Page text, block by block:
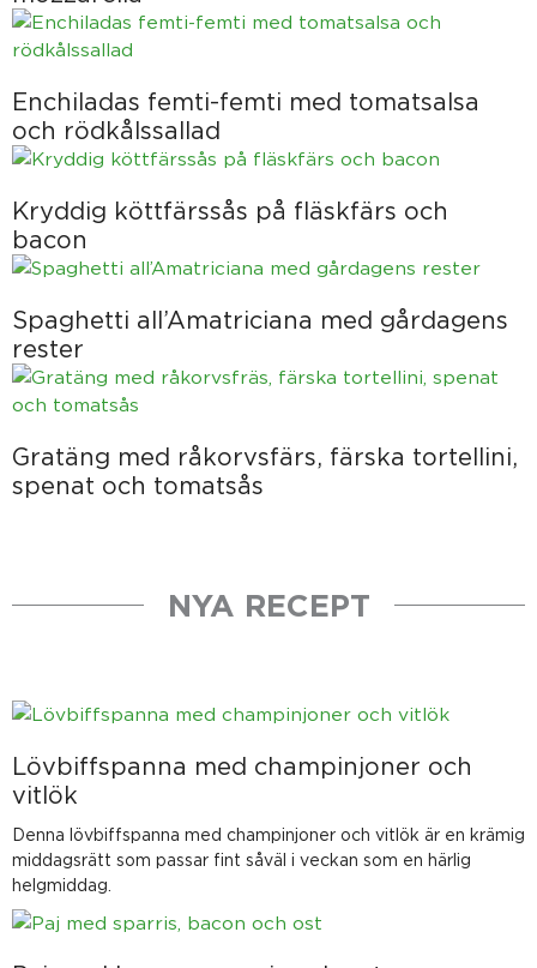
Enchiladas femti-femti med tomatsalsa
och rödkålssallad
Kryddig köttfärssås på fläskfärs och
bacon
Spaghetti all’Amatriciana med gårdagens
rester
Gratäng med råkorvsfärs, färska tortellini,
spenat och tomatsås
NYA RECEPT
Lövbiffspanna med champinjoner och
vitlök
Denna lövbiffspanna med champinjoner och vitlök är en krämig
middagsrätt som passar fint såväl i veckan som en härlig
helgmiddag.
Sida
Sida
SidaSidaSida